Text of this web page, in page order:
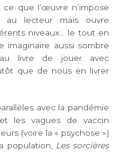
que l’œuvre n’impose
au lecteur mais ouvre
niveaux… le tout en
imaginaire aussi sombre
livre de jouer avec
que de nous en livrer
avec la pandémie
les vagues de vaccin
(voire la « psychose »)
population,
Les sorcières